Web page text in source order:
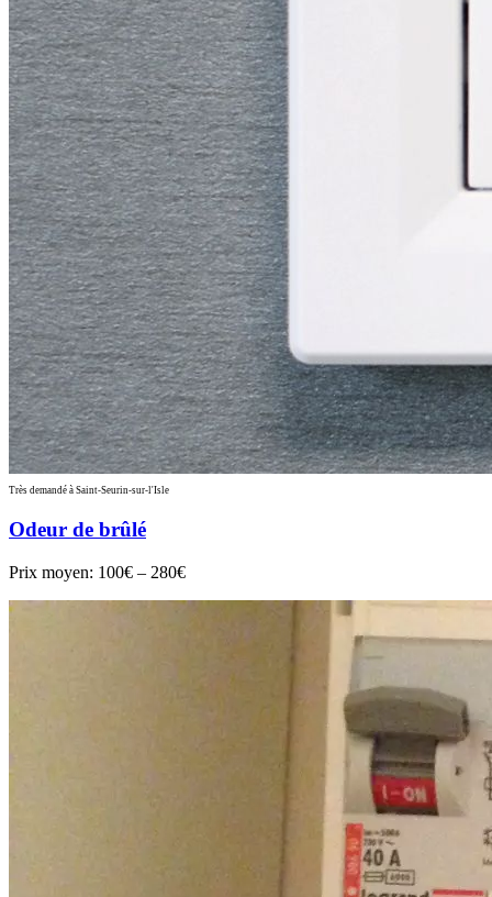
Très demandé à Saint-Seurin-sur-l'Isle
Odeur de brûlé
Prix moyen: 100€ – 280€